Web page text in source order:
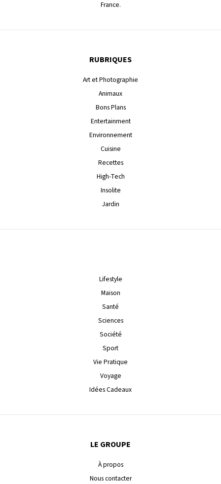
France.
RUBRIQUES
Art et Photographie
Animaux
Bons Plans
Entertainment
Environnement
Cuisine
Recettes
High-Tech
Insolite
Jardin
Lifestyle
Maison
Santé
Sciences
Société
Sport
Vie Pratique
Voyage
Idées Cadeaux
LE GROUPE
À propos
Nous contacter